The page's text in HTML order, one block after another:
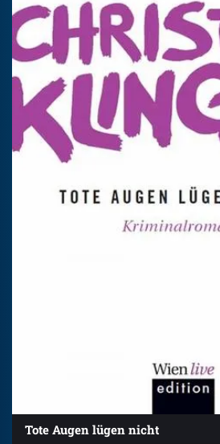
Tote Augen lügen nicht